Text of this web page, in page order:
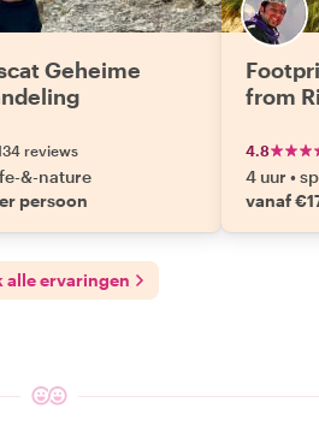
Geheime
reviews
&-nature
persoon
from
4.8
4 uur •
vanaf
alle ervaringen